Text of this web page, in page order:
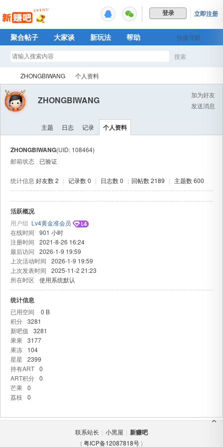
登录 立即注册
快捷导航
聚合帖子 大家谈 新玩法
帮助
Plus权益
搜索
ZHONGBIWANG 个人资料
加为好友
发送消息
ZHONGBIWANG
主题 日志 记录 个人资料
ZHONGBIWANG(UID: 108464)
邮箱状态
已验证
统计信息 好友数 2 | 记录数 0 | 日志数 0 | 回帖数 2189 | 主题数 600
活跃概况
用户组 Lv4黄金准会员
在线时间
901 小时
注册时间
2021-8-26 16:24
最后访问
2026-1-9 19:59
上次活动时间
2026-1-9 19:59
上次发表时间
2025-11-2 21:23
所在时区
使用系统默认
统计信息
已用空间
0 B
积分 3281
新吧值
3281
果果 3177
果冻
104
星星
2399
持有ART 0
ART积分 0
芒果 0
荔枝
0
联系站长 | 小黑屋 | 新赚吧
(粤ICP备12087818号)